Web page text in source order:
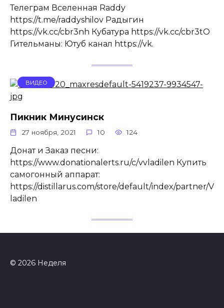
Телеграм Вселенная Raddy
https://t.me/raddyshilov Радыгин
https://vk.cc/cbr3nh Кубатура https://vk.cc/cbr3tO
Гительманы: Ютуб канал https://vk.
ВИДЕО
Пикник Минусинск
27 ноября, 2021 10 124
Донат и Заказ песни:
https://www.donationalerts.ru/c/vvladilen Купить
самогонный аппарат:
https://distillarus.com/store/default/index/partner/V
ladilen
© 2026 Неделя